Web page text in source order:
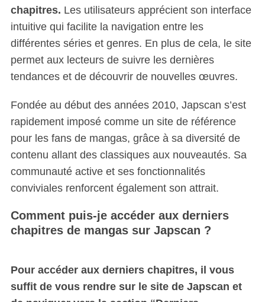
chapitres. Les utilisateurs apprécient son interface
intuitive qui facilite la navigation entre les
différentes séries et genres. En plus de cela, le site
permet aux lecteurs de suivre les dernières
tendances et de découvrir de nouvelles œuvres.
Fondée au début des années 2010, Japscan s’est
rapidement imposé comme un site de référence
pour les fans de mangas, grâce à sa diversité de
contenu allant des classiques aux nouveautés. Sa
communauté active et ses fonctionnalités
conviviales renforcent également son attrait.
Comment puis-je accéder aux derniers
chapitres de mangas sur Japscan ?
Pour accéder aux derniers chapitres, il vous
suffit de vous rendre sur le site de Japscan et